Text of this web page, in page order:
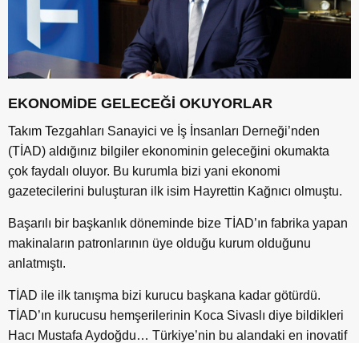
EKONOMİDE GELECEĞİ OKUYORLAR
Takım Tezgahları Sanayici ve İş İnsanları Derneği’nden
(TİAD) aldığınız bilgiler ekonominin geleceğini okumakta
çok faydalı oluyor. Bu kurumla bizi yani ekonomi
gazetecilerini buluşturan ilk isim Hayrettin Kağnıcı olmuştu.
Başarılı bir başkanlık döneminde bize TİAD’ın fabrika yapan
makinaların patronlarının üye olduğu kurum olduğunu
anlatmıştı.
TİAD ile ilk tanışma bizi kurucu başkana kadar götürdü.
TİAD’ın kurucusu hemşerilerinin Koca Sivaslı diye bildikleri
Hacı Mustafa Aydoğdu… Türkiye’nin bu alandaki en inovatif